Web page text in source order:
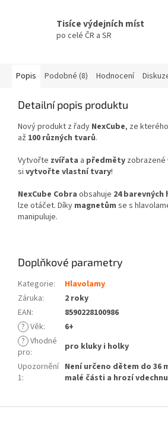
Tisíce výdejních míst
po celé ČR a SR
Popis Podobné (8) Hodnocení
Detailní popis produktu
Nový produkt z řady NexCube, ze
až 100 různých tvarů.
Vytvořte zvířata a předměty zobrazené
si vytvořte vlastní tvary!
NexCube Cobra obsahuje 24 barevných
lze otáčet. Díky magnetům se s
manipuluje.
Doplňkové parametry
Kategorie:
Hlavolamy
Záruka:
2 roky
EAN:
8590228100986
? Věk:
6+
? Vhodné
pro:
pro kluky i holky
Upozornění
1:
Není určeno dětem do 36
malé části a hrozí